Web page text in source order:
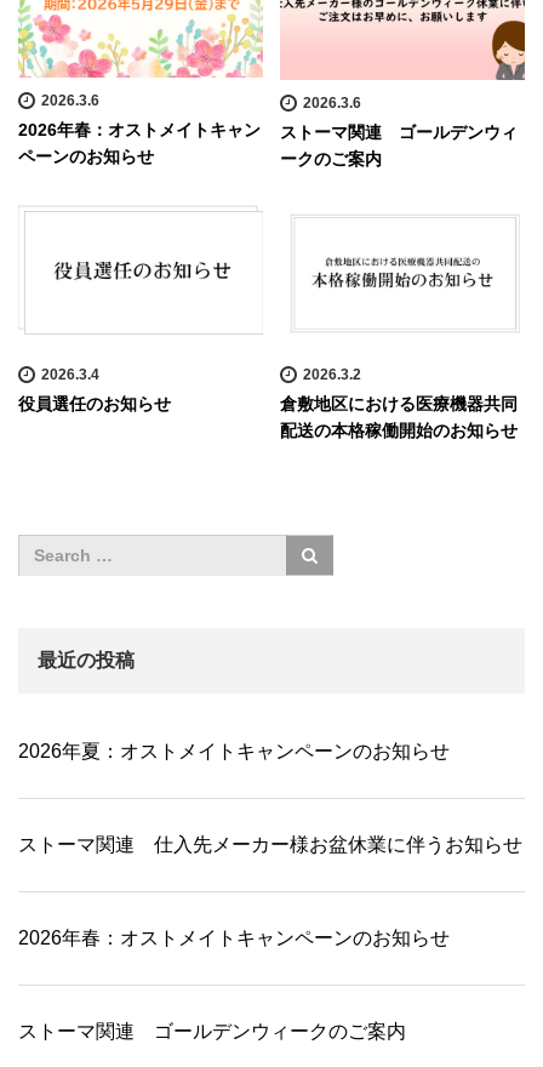
2026.3.6
2026年春：オストメイトキャン
ペーンのお知らせ
2026.3.6
ストーマ関連 ゴールデンウィ
ークのご案内
2026.3.4
役員選任のお知らせ
2026.3.2
倉敷地区における医療機器共同
配送の本格稼働開始のお知らせ
最近の投稿
2026年夏：オストメイトキャンペーンのお知らせ
ストーマ関連 仕入先メーカー様お盆休業に伴うお知らせ
2026年春：オストメイトキャンペーンのお知らせ
ストーマ関連 ゴールデンウィークのご案内